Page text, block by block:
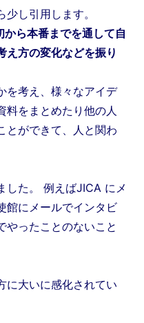
し引用します。
ら本番までを通して自
え方の変化などを振り
を考え、様々なアイデ
料をまとめたり他の人
とができて、人と関わ
した。 例えばJICA にメ
館にメールでインタビ
やったことのないこと
大いに感化されてい